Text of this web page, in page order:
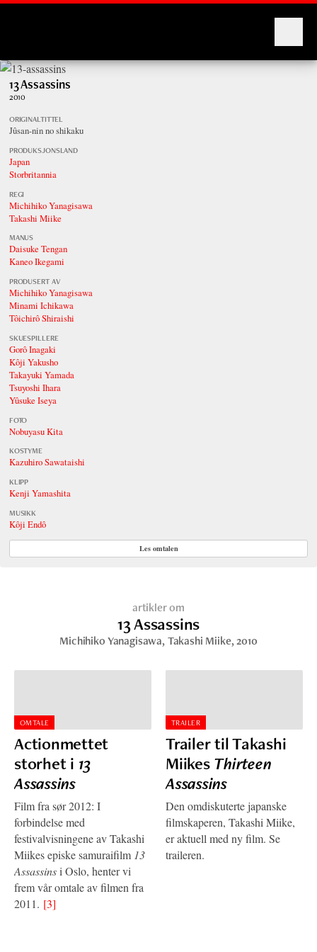
13 Assassins
2010
ORIGINALTITTEL
Jûsan-nin no shikaku
PRODUKSJONSLAND
Japan
Storbritannia
REGI
Michihiko Yanagisawa
Takashi Miike
MANUS
Daisuke Tengan
Kaneo Ikegami
PRODUSERT AV
Michihiko Yanagisawa
Minami Ichikawa
Tôichirô Shiraishi
SKUESPILLERE
Gorô Inagaki
Kôji Yakusho
Takayuki Yamada
Tsuyoshi Ihara
Yûsuke Iseya
FOTO
Nobuyasu Kita
KOSTYME
Kazuhiro Sawataishi
KLIPP
Kenji Yamashita
MUSIKK
Kôji Endô
Les omtalen
artikler om
13 Assassins
Michihiko Yanagisawa,Takashi Miike, 2010
OMTALE
Actionmettet
storhet i 13
Assassins
Film fra sør 2012: I
forbindelse med
festivalvisningene av Takashi
Miikes episke samuraifilm 13
Assassinsi Oslo, henter vi
frem vår omtale av filmen fra
2011. [3]
TRAILER
Trailer til Takashi
MiikesThirteen
Assassins
Den omdiskuterte japanske
filmskaperen, Takashi Miike,
er aktuell med ny film. Se
traileren.